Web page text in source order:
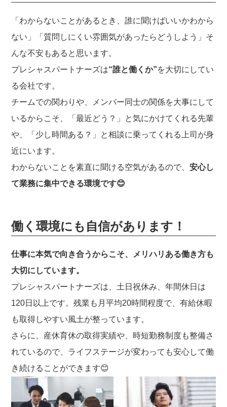
「わからないことがあるとき、誰に聞けばいいかわから
ない」「質問しにくい雰囲気があったらどうしよう」そ
んな不安もあると思います。
プレシャスパートナーズは“誰と働くか”を大切にしてい
る会社です。
チームでの関わりや、メンバー同士の関係を大事にして
いるからこそ、「最近どう？」と気にかけてくれる先輩
や、「少し時間ある？」と相談に乗ってくれる上司が身
近にいます。
わからないことを素直に聞ける空気があるので、安心し
て業務に集中できる環境です😊
働く環境にも自信があります！
仕事に本気で向き合うからこそ、メリハリある働き方も
大切にしています。
プレシャスパートナーズは、土日祝休み、年間休日は
120日以上です。残業も月平均20時間程度で、有給休暇
も取得しやすい風土が整っています。
さらに、産休育休の取得実績や、時短勤務制度も整備さ
れているので、ライフステージが変わっても安心して働
き続けることができます😊